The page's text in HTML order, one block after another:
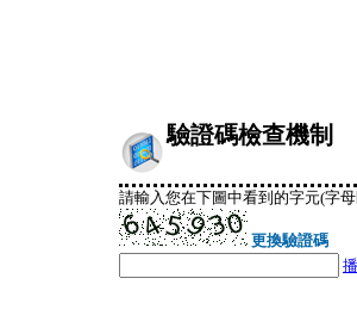
驗證碼檢查機制
請輸入您在下圖中看到的字元(字
更換驗證碼